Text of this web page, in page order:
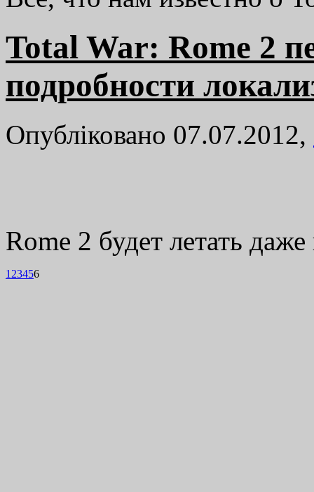
Total War: Rome 2
подробности
Опубліковано 07.07.2012,
Rome 2 будет летать
123456